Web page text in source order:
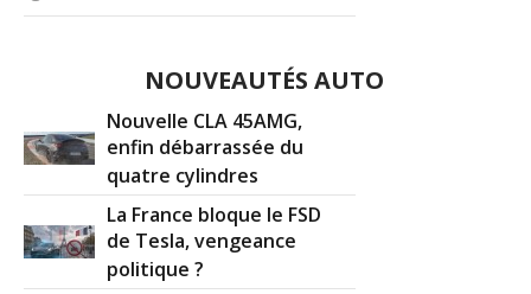
NOUVEAUTÉS AUTO
Nouvelle CLA 45AMG,
enfin débarrassée du
quatre cylindres
La France bloque le FSD
de Tesla, vengeance
politique ?